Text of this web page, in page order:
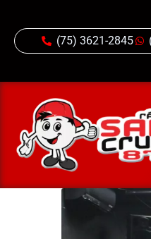
(75) 3621-2845